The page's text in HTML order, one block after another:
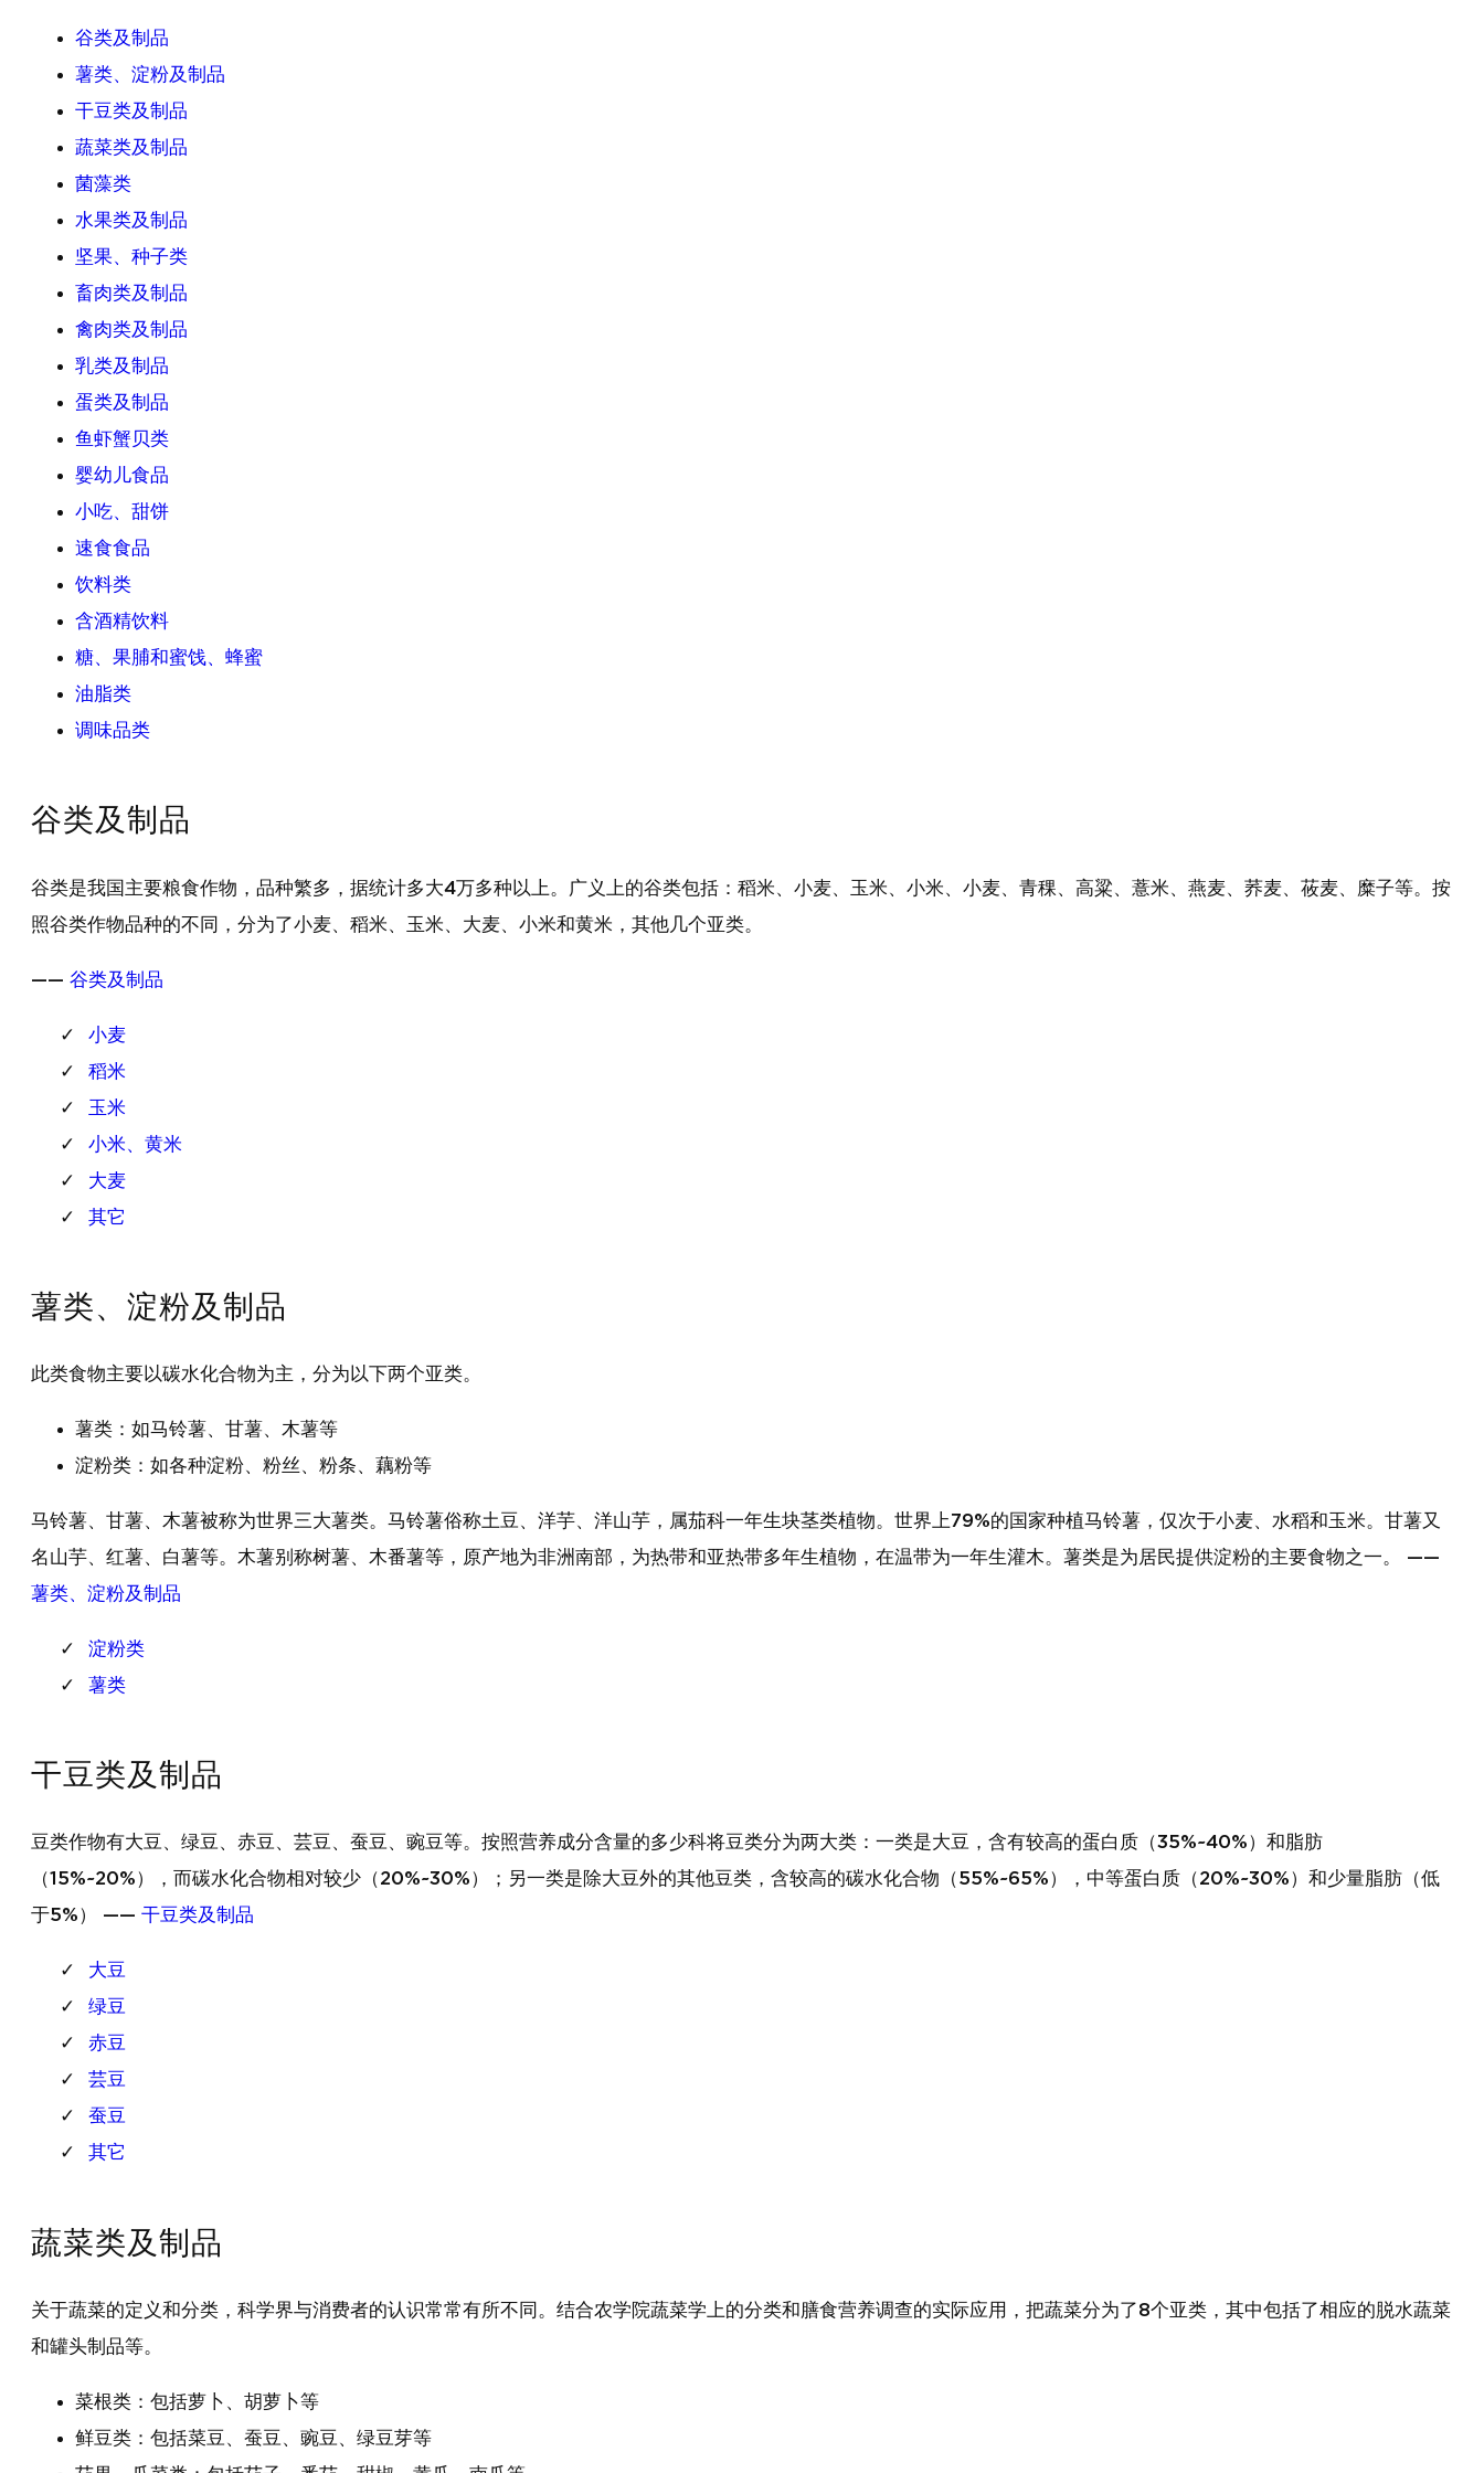
谷类及制品
薯类、淀粉及制品
干豆类及制品
蔬菜类及制品
菌藻类
水果类及制品
坚果、种子类
畜肉类及制品
禽肉类及制品
乳类及制品
蛋类及制品
鱼虾蟹贝类
婴幼儿食品
小吃、甜饼
速食食品
饮料类
含酒精饮料
糖、果脯和蜜饯、蜂蜜
油脂类
调味品类
谷类及制品
谷类是我国主要粮食作物，品种繁多，据统计多大4万多种以上。广义上的谷类包括：稻米、小麦、玉米、小米、小麦、青稞、高粱、薏米、燕麦、荞麦、莜麦、糜子等。按
照谷类作物品种的不同，分为了小麦、稻米、玉米、大麦、小米和黄米，其他几个亚类。
—— 谷类及制品
小麦
稻米
玉米
小米、黄米
大麦
其它
薯类、淀粉及制品
此类食物主要以碳水化合物为主，分为以下两个亚类。
薯类：如马铃薯、甘薯、木薯等
淀粉类：如各种淀粉、粉丝、粉条、藕粉等
马铃薯、甘薯、木薯被称为世界三大薯类。马铃薯俗称土豆、洋芋、洋山芋，属茄科一年生块茎类植物。世界上79%的国家种植马铃薯，仅次于小麦、水稻和玉米。甘薯又
名山芋、红薯、白薯等。木薯别称树薯、木番薯等，原产地为非洲南部，为热带和亚热带多年生植物，在温带为一年生灌木。薯类是为居民提供淀粉的主要食物之一。 ——
薯类、淀粉及制品
淀粉类
薯类
干豆类及制品
豆类作物有大豆、绿豆、赤豆、芸豆、蚕豆、豌豆等。按照营养成分含量的多少科将豆类分为两大类：一类是大豆，含有较高的蛋白质（35%~40%）和脂肪
（15%~20%），而碳水化合物相对较少（20%~30%）；另一类是除大豆外的其他豆类，含较高的碳水化合物（55%~65%），中等蛋白质（20%~30%）和少量脂肪（低
于5%） —— 干豆类及制品
大豆
绿豆
赤豆
芸豆
蚕豆
其它
蔬菜类及制品
关于蔬菜的定义和分类，科学界与消费者的认识常常有所不同。结合农学院蔬菜学上的分类和膳食营养调查的实际应用，把蔬菜分为了8个亚类，其中包括了相应的脱水蔬菜
和罐头制品等。
菜根类：包括萝卜、胡萝卜等
鲜豆类：包括菜豆、蚕豆、豌豆、绿豆芽等